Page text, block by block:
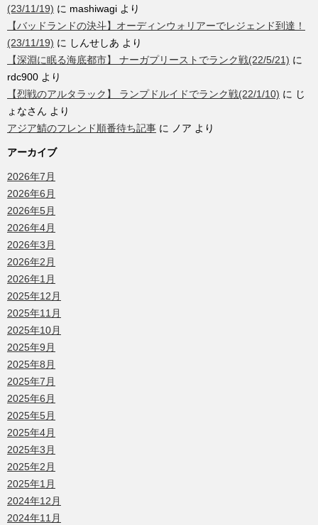
(23/11/19) に mashiwagi より
【バッドランドの決斗】オーディンウォリアーでレジェンド到達！
(23/11/19) に しんせしあ より
【深淵に眠る海底都市】 ナーガプリーストでランク戦(22/5/21) に
rdc900 より
【烈戦のアルタラック】 ランプドルイドでランク戦(22/1/10) に じ
ょなさん より
アジア鯖のフレンド順番待ち記事 に ノア より
アーカイブ
2026年7月
2026年6月
2026年5月
2026年4月
2026年3月
2026年2月
2026年1月
2025年12月
2025年11月
2025年10月
2025年9月
2025年8月
2025年7月
2025年6月
2025年5月
2025年4月
2025年3月
2025年2月
2025年1月
2024年12月
2024年11月